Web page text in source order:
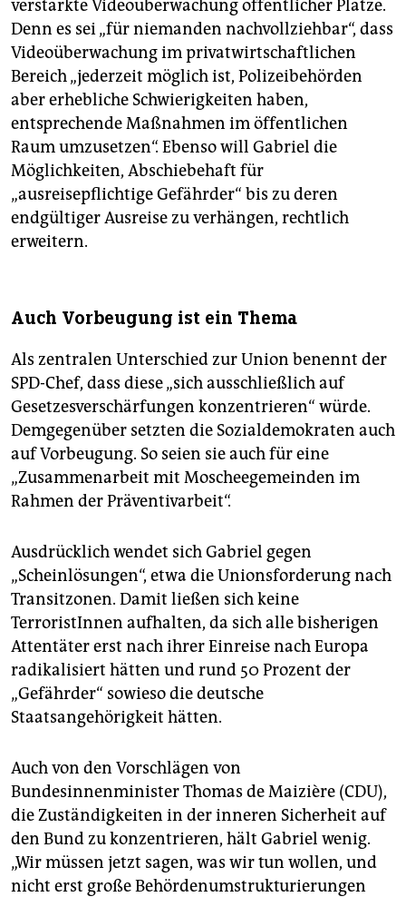
verstärkte Videoüberwachung öffentlicher Plätze.
Denn es sei „für niemanden nachvollziehbar“, dass
Videoüberwachung im privatwirtschaftlichen
Bereich „jederzeit möglich ist, Polizeibehörden
aber erhebliche Schwierigkeiten haben,
entsprechende Maßnahmen im öffentlichen
Raum umzusetzen“. Ebenso will Gabriel die
Möglichkeiten, Abschiebehaft für
„ausreisepflichtige Gefährder“ bis zu deren
endgültiger Ausreise zu verhängen, rechtlich
erweitern.
Auch Vorbeugung ist ein Thema
Als zentralen Unterschied zur Union benennt der
SPD-Chef, dass diese „sich ausschließlich auf
Gesetzesverschärfungen konzentrieren“ würde.
Demgegenüber setzten die Sozialdemokraten auch
auf Vorbeugung. So seien sie auch für eine
„Zusammenarbeit mit Moscheegemeinden im
Rahmen der Präventivarbeit“.
Ausdrücklich wendet sich Gabriel gegen
„Scheinlösungen“, etwa die Unionsforderung nach
Transitzonen. Damit ließen sich keine
TerroristInnen aufhalten, da sich alle bisherigen
Attentäter erst nach ihrer Einreise nach Europa
radikalisiert hätten und rund 50 Prozent der
„Gefährder“ sowieso die deutsche
Staatsangehörigkeit hätten.
Auch von den Vorschlägen von
Bundesinnenminister Thomas de Maizière (CDU),
die Zuständigkeiten in der inneren Sicherheit auf
den Bund zu konzentrieren, hält Gabriel wenig.
„Wir müssen jetzt sagen, was wir tun wollen, und
nicht erst große Behördenumstrukturierungen